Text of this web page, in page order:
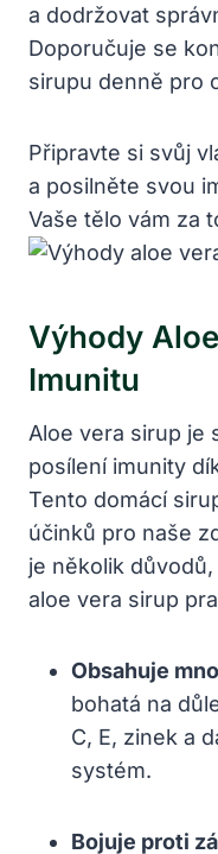
a dodržovat
Doporučuje se
sirupu denně pro
Připravte si svůj
a posilněte svou
Vaše tělo vám za
Výhody
Imunitu
Aloe vera sirup je
posílení imunity
Tento domácí
účinků pro naše
je několik
aloe vera sirup
Obsahuje
bohatá na
C, E, zinek a
systém.
Bojuje proti